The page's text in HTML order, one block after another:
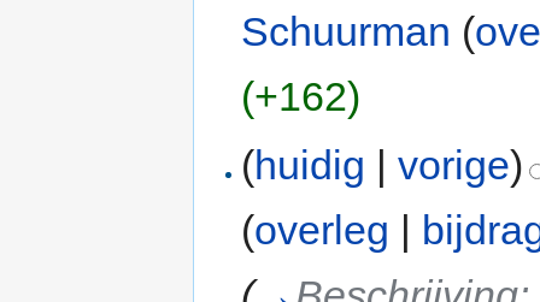
Schuurman (
(+162)
(huidig |vorige)
(overleg |